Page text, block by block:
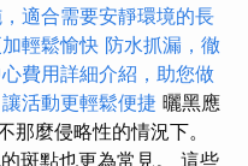
適合需要安靜環境的長
輕鬆愉快 防水抓漏，徹
費用詳細介紹，助您做
活動更輕鬆便捷 曬黑應
那麼侵略性的情況下。
斑點也更為常見。 這些